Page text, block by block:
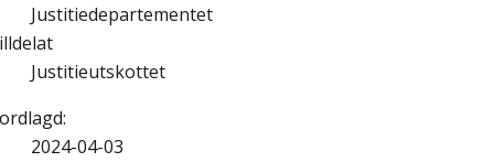
Justitiedepartementet
Justitieutskottet
:
2024-04-03